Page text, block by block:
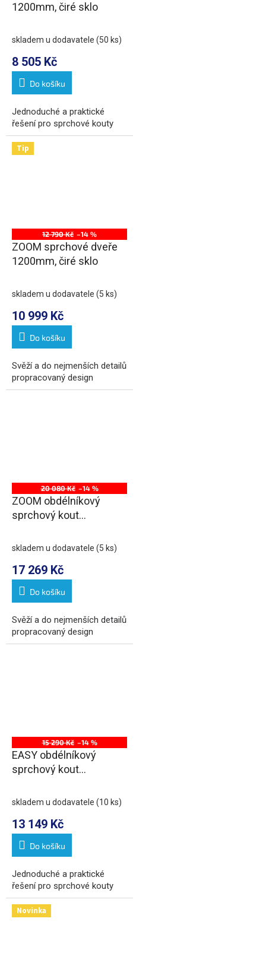
1200mm, čiré sklo
skladem u dodavatele (50 ks)
8 505 Kč
Do košíku
Jednoduché a praktické
řešení pro sprchové kouty
Tip
12 790 Kč –14 %
ZOOM sprchové dveře
1200mm, čiré sklo
skladem u dodavatele (5 ks)
10 999 Kč
Do košíku
Svěží a do nejmenších detailů
propracovaný design
20 080 Kč –14 %
ZOOM obdélníkový
sprchový kout
varianta
skladem u dodavatele (5 ks)
17 269 Kč
Do košíku
Svěží a do nejmenších detailů
propracovaný design
15 290 Kč –14 %
EASY obdélníkový
sprchový kout
L/P varianta
skladem u dodavatele (10 ks)
13 149 Kč
Do košíku
Jednoduché a praktické
řešení pro sprchové kouty
Novinka